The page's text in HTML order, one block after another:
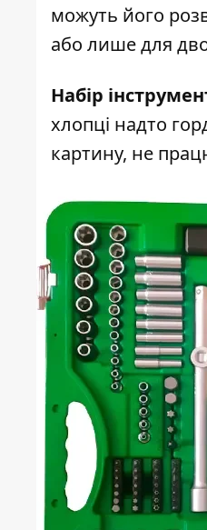
можуть його
або лише для
Набір
хлопці надто
картину, не